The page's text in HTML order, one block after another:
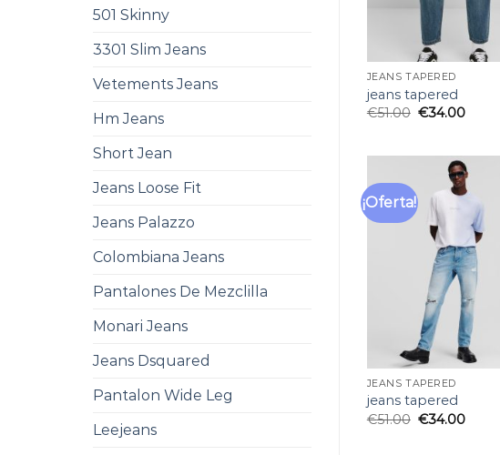
501 Skinny
3301 Slim Jeans
Vetements Jeans
Hm Jeans
Short Jean
Jeans Loose Fit
Jeans Palazzo
Colombiana Jeans
Pantalones De Mezclilla
Monari Jeans
Jeans Dsquared
Pantalon Wide Leg
Leejeans
JEANS TAPERED
jeans tapered
€51.00 €34.00
¡Oferta!
JEANS TAPERED
jeans tapered
€51.00 €34.00